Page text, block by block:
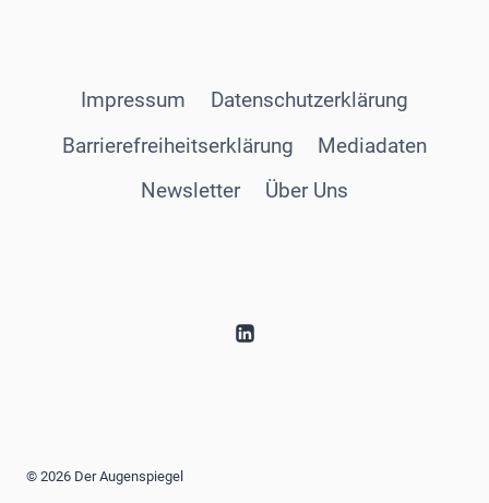
Impressum
Datenschutzerklärung
Barrierefreiheitserklärung
Mediadaten
Newsletter
Über Uns
© 2026 Der Augenspiegel